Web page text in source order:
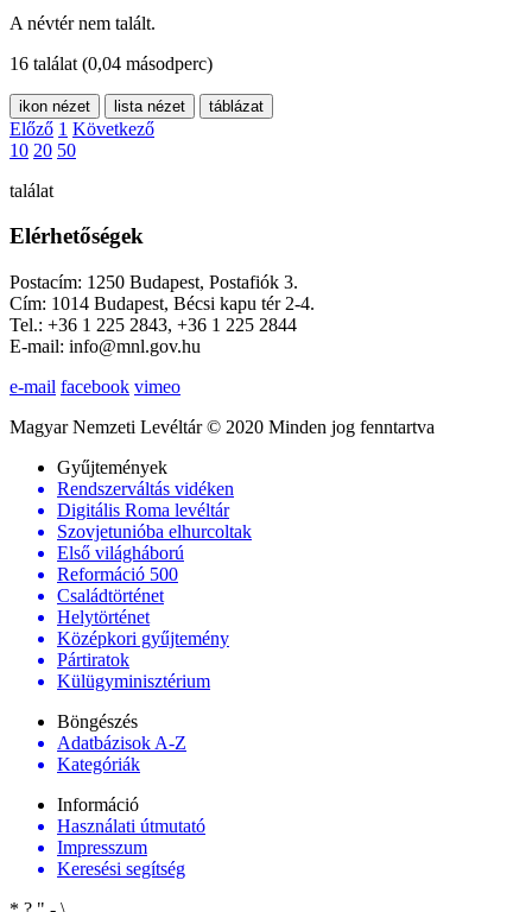
A névtér nem talált.
16 találat (0,04 másodperc)
ikon nézet lista nézet táblázat
Előző 1 Következő
10 20 50
találat
Elérhetőségek
Postacím: 1250 Budapest, Postafiók 3.
Cím: 1014 Budapest, Bécsi kapu tér 2-4.
Tel.: +36 1 225 2843, +36 1 225 2844
E-mail: info@mnl.gov.hu
e-mail facebook vimeo
Magyar Nemzeti Levéltár © 2020 Minden jog fenntartva
Gyűjtemények
Rendszerváltás vidéken
Digitális Roma levéltár
Szovjetunióba elhurcoltak
Első világháború
Reformáció 500
Családtörténet
Helytörténet
Középkori gyűjtemény
Pártiratok
Külügyminisztérium
Böngészés
Adatbázisok A-Z
Kategóriák
Információ
Használati útmutató
Impresszum
Keresési segítség